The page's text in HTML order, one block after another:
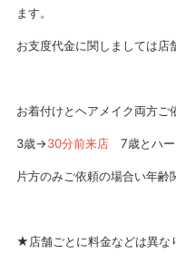
ます。
お支度代金に関しましては店
お着付けとヘアメイク両方ご
3歳→30分前来店7歳とハ
片方のみご依頼の場合い年齢
★店舗ごとに料金などは異な